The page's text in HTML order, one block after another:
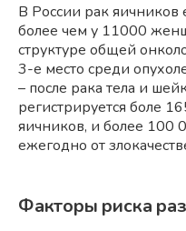
В России рак яичников
более чем у 11000
структуре общей
3-е место среди
– после рака тела и
регистрируется боле
яичников, и более
ежегодно от
Факторы риска